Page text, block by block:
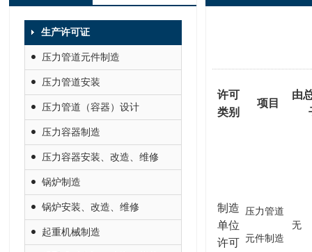
生产许可证
压力管道元件制造
压力管道安装
压力管道（容器）设计
压力容器制造
压力容器安装、改造、维修
锅炉制造
锅炉安装、改造、维修
起重机械制造
许可
类别
项目
由
制造
单位
许可
压力管道
元件制造
无